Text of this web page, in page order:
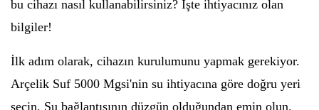
bu cihazı nasıl kullanabilirsiniz? İşte ihtiyacınız olan
bilgiler!
İlk adım olarak, cihazın kurulumunu yapmak gerekiyor.
Arçelik Suf 5000 Mgsi'nin su ihtiyacına göre doğru yeri
seçin. Su bağlantısının düzgün olduğundan emin olun.